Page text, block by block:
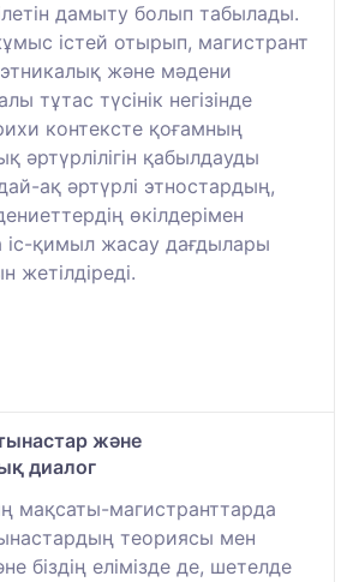
дамыту болып табылады.
істей отырып, магистрант
және мәдени
тұтас түсінік негізінде
контексте қоғамның
әртүрлілігін қабылдауды
ақ әртүрлі этностардың,
өкілдерімен
іс-қимыл жасау дағдылары
жетілдіреді.
және
диалог
мақсаты-магистранттарда
теориясы мен
біздің елімізде де, шетелде